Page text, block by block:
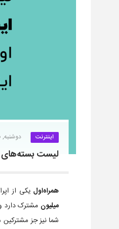
اینترنت دوشنبه, ۱۰ شهریور ۱۳۹۹
لیست بسته‌های
همراه‌اول یکی از
میلیون مشترک دارد
شما نیز جز